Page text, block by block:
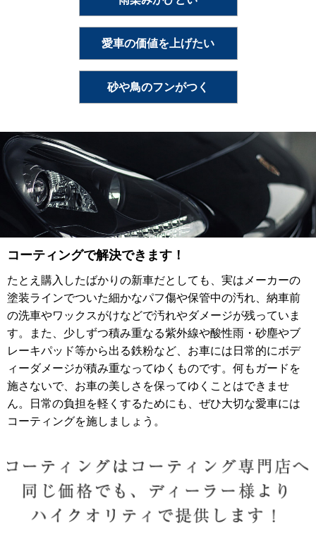
愛車の価値を上げたい
砂や鳥のフンがつく
コーティングで解決できます！
たとえ購入したばかりの新車だとしても、実はメーカーの
塗装ラインでついた細かなパフ傷や保管中の汚れ、納車前
の洗車やワックスがけなどで汚れやダメージが残っていま
す。また、少しずつ積み重なる紫外線や酸性雨・砂塵やブ
レーキパッド等から出る鉄粉など、お車には日常的にボデ
ィーダメージが積み重なってゆくものです。何もガードを
施さないで、お車の美しさを保ってゆくことはできませ
ん。日常の負担を軽くするためにも、ぜひ大切な愛車には
コーティングを施しましょう。